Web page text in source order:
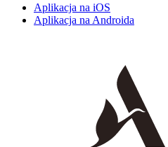
Aplikacja na iOS
Aplikacja na Androida